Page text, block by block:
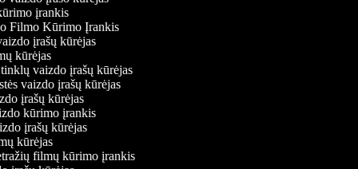
įrankis
Filmo Kūrimo Įrankis
įrašų kūrėjas
kūrėjas
tinklų vaizdo įrašų kūrėjas
vaizdo įrašų kūrėjas
įrašų kūrėjas
kūrimo įrankis
įrašų kūrėjas
kūrėjas
filmų kūrimo įrankis